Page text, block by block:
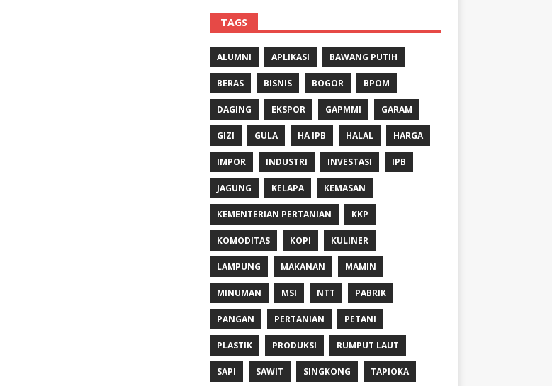
TAGS
ALUMNI APLIKASI BAWANG PUTIH
BERAS BISNIS BOGOR BPOM
DAGING EKSPOR GAPMMI GARAM
GIZI GULA HA IPB HALAL HARGA
IMPOR INDUSTRI INVESTASI IPB
JAGUNG KELAPA KEMASAN
KEMENTERIAN PERTANIAN KKP
KOMODITAS KOPI KULINER
LAMPUNG MAKANAN MAMIN
MINUMAN MSI NTT PABRIK
PANGAN PERTANIAN PETANI
PLASTIK PRODUKSI RUMPUT LAUT
SAPI SAWIT SINGKONG TAPIOKA